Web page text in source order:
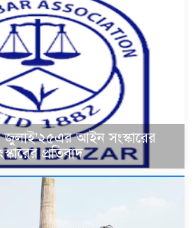
জুলাই’২৫এর আইন সংস্কারের
প্রতিবাদ